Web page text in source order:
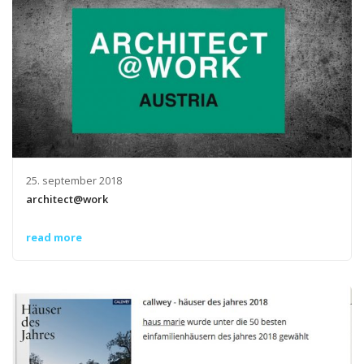
25. september 2018
architect@work
read more